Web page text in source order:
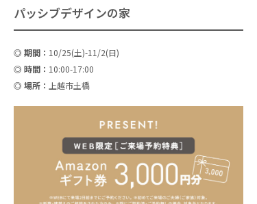
パッシブデザインの家
◎ 期間： 10/25(土)-11/2(日)
◎ 時間： 10:00-17:00
◎ 場所： 上越市土橋